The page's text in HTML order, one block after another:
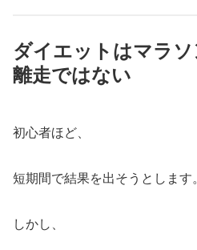
ダイエットはマラ
離走ではない
初心者ほど、
短期間で結果を出そうとします
しかし、